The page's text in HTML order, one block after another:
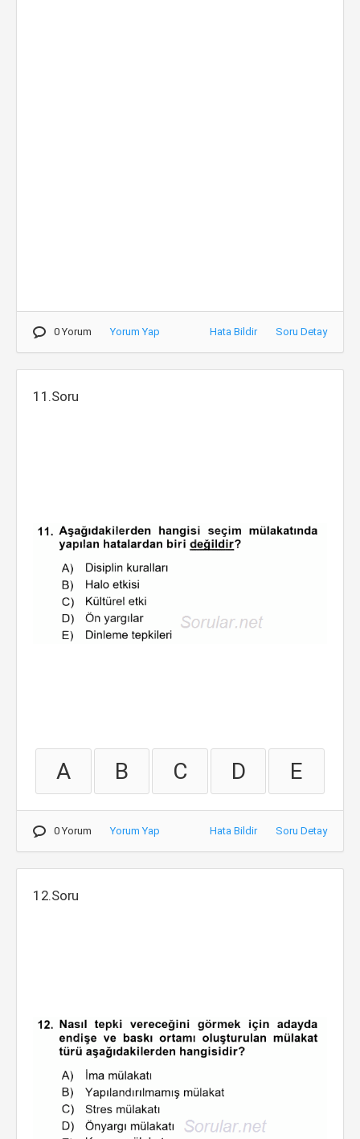
0 Yorum Yorum Yap Hata Bildir Soru Detay
11.Soru
A B C D E
0 Yorum Yorum Yap Hata Bildir Soru Detay
12.Soru